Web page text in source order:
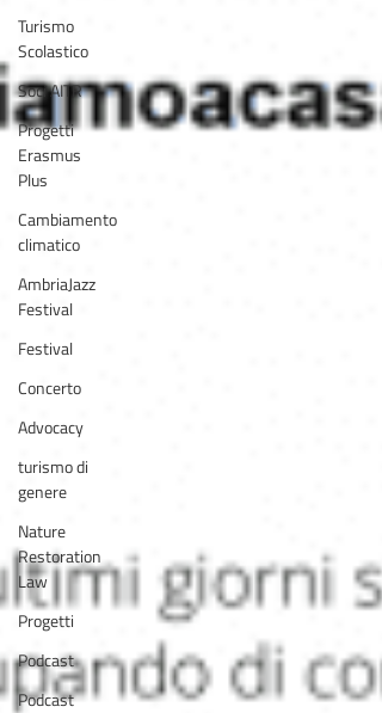
Turismo
Scolastico
Soci AITR
Progetti
Erasmus
Plus
Cambiamento
climatico
AmbriaJazz
Festival
Festival
Concerto
Advocacy
turismo di
genere
Nature
Restoration
Law
Progetti
Podcast
Podcast